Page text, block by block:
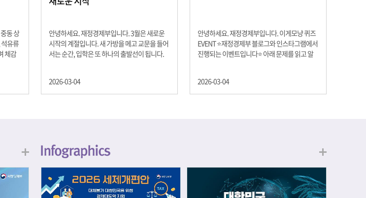
동 상
유류
체감
상
실성이
안녕하세요. 재정경제부입니다. 3월은 새로운
시작의 계절입니다. 새 가방을 메고 교문을 들어
서는 순간, 입학은 또 하나의 출발선이 됩니다.
음이기도 합니다. 입학이라는 순간을 경제의 시
각으로 바라보면, 우리는 한 가지 중요한 개념을
식, 친구들과의 협업, 다양한 활동 속에서 얻는
문제 해결 경험은 모두 개인의 역량으로 축적됩
니다. 경제학에서는 이.......
2026-03-04
안녕하세요. 재정경제부입니다. 이게모냥 퀴즈
EVENT ⭐재정경제부 블로그와 인스타그램에서
진행되는 이벤트입니다⭐ 아래 문제를 읽고 알
자용 국채를 3월에는 전월보다 발행규모를 100
억원 확대합니다. 2026년 3월에 발행 예정인 ⎾
폰 (60명) 참여.......
2026-03-04